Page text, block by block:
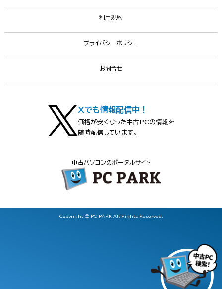
利用規約
プライバシーポリシー
お問合せ
Xでも情報配信中！
価格が安くなった中古PCの情報を
随時配信しています。
中古パソコンのポータルサイト
Copyright © PC PARK All Rights Reserved.